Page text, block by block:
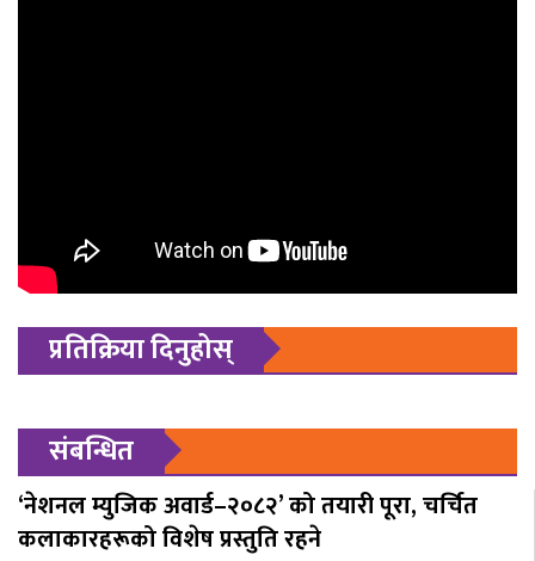
प्रतिक्रिया दिनुहोस्
संबन्धित
‘नेशनल म्युजिक अवार्ड–२०८२’ को तयारी पूरा, चर्चित
कलाकारहरूको विशेष प्रस्तुति रहने